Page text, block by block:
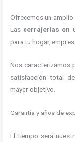
Ofrecemos un
Las cerrajerias en
para tu hogar,
Nos caracterizamos
satisfacción total
mayor objetivo.
Garantía y años de
El tiempo será